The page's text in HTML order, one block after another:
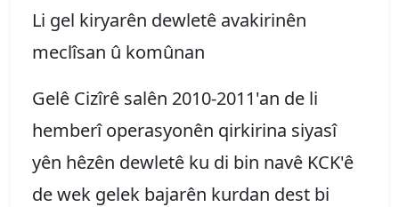
Li gel kiryarên dewletê avakirinên
meclîsan û komûnan
Gelê Cizîrê salên 2010-2011'an de li
hemberî operasyonên qirkirina siyasî
yên hêzên dewletê ku di bin navê KCK'ê
de wek gelek bajarên kurdan dest bi